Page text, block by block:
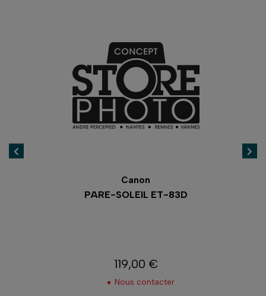
Canon
PARE-SOLEIL ET-83D
Prix
119,00 €
Nous contacter